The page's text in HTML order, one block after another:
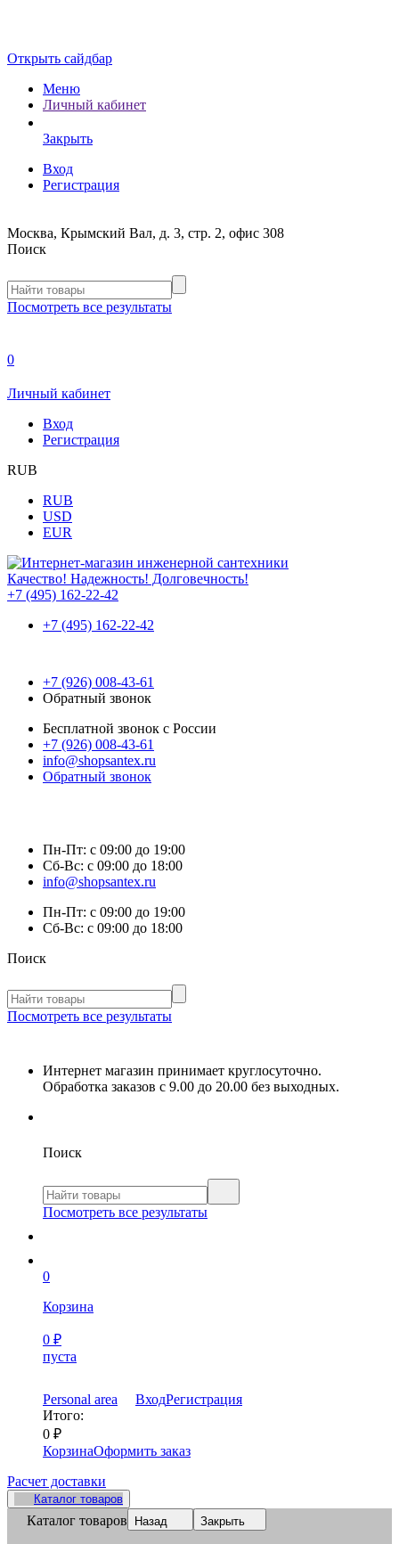
Открыть сайдбар
Меню
Личный кабинет
Закрыть
Вход
Регистрация
Москва, Крымский Вал, д. 3, стр. 2, офис 308
Поиск
Посмотреть все результаты
0
Личный кабинет
Вход
Регистрация
RUB
RUB
USD
EUR
Качество! Надежность! Долговечность!
+7 (495) 162-22-42
+7 (495) 162-22-42
+7 (926) 008-43-61
Обратный звонок
Бесплатной звонок с России
+7 (926) 008-43-61
info@shopsantex.ru
Обратный звонок
Пн-Пт: с 09:00 до 19:00
Сб-Вс: с 09:00 до 18:00
info@shopsantex.ru
Пн-Пт: с 09:00 до 19:00
Сб-Вс: с 09:00 до 18:00
Поиск
Посмотреть все результаты
Интернет магазин принимает круглосуточно.
Обработка заказов с 9.00 до 20.00 без выходных.
Поиск
Посмотреть все результаты
0
Корзина
0 ₽
пуста
Personal area ВходРегистрация
Итого:
0 ₽
КорзинаОформить заказ
Расчет доставки
Каталог товаров
Каталог товаров Назад Закрыть